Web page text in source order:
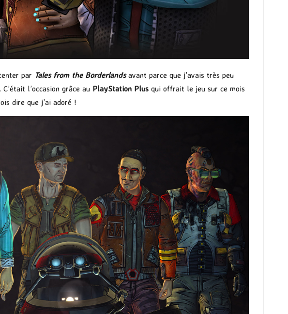
par Tales from the Borderlandsavant parce que j’avais très peu
l’occasion grâce au PlayStation Plus qui offrait le jeu sur ce mois
dire que j’ai adoré !